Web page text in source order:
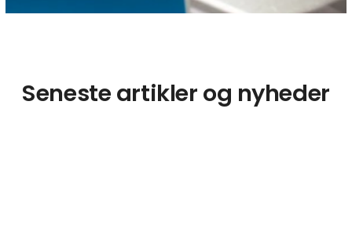
Seneste artikler og nyheder